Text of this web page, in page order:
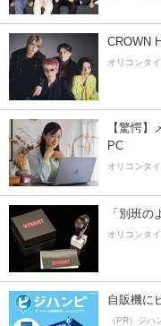
CROWN
オリコンタ
【驚愕
PC
オリコンタ
「別班
オリコンタ
自販機に
（PR）ジハ